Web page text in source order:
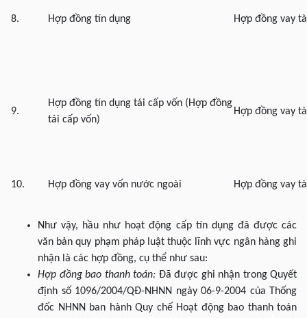
8. Hợp đồng tín dụng Hợp đồng vay
9.
Hợp đồng tín dụng tái cấp vốn (Hợp đồng
tái cấp vốn)
Hợp đồng vay
10. Hợp đồng vay vốn nước ngoài Hợp đồng vay
Như vậy, hầu như hoạt động cấp tín dụng đã được các
văn bản quy phạm pháp luật thuộc lĩnh vực ngân hàng ghi
nhận là các hợp đồng, cụ thể như sau:
Hợp đồng bao thanh toán: Đã được ghi nhận trong Quyết
định số 1096/2004/QĐ-NHNN ngày 06-9-2004 của Thống
đốc NHNN ban hành Quy chế Hoạt động bao thanh toán